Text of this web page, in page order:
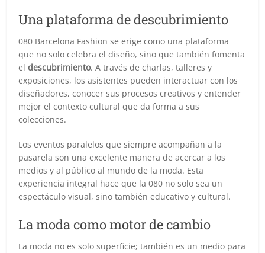
Una plataforma de descubrimiento
080 Barcelona Fashion se erige como una plataforma
que no solo celebra el diseño, sino que también fomenta
eldescubrimiento. A través de charlas, talleres y
exposiciones, los asistentes pueden interactuar con los
diseñadores, conocer sus procesos creativos y entender
mejor el contexto cultural que da forma a sus
colecciones.
Los eventos paralelos que siempre acompañan a la
pasarela son una excelente manera de acercar a los
medios y al público al mundo de la moda. Esta
experiencia integral hace que la 080 no solo sea un
espectáculo visual, sino también educativo y cultural.
La moda como motor de cambio
La moda no es solo superficie; también es un medio para